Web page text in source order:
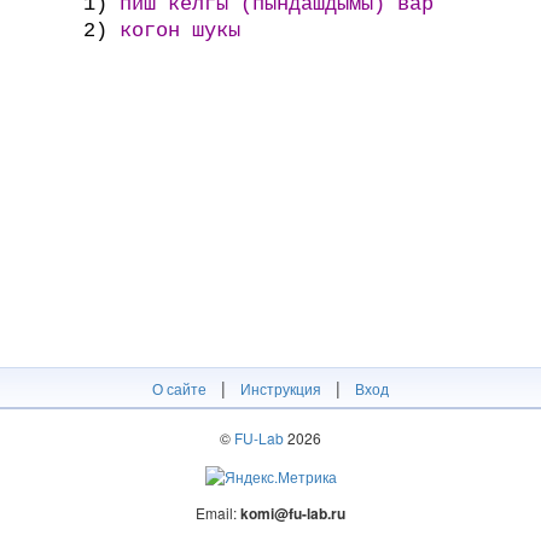
2)
когон шукы
О сайте | Инструкция | Вход
© FU-Lab2026
Email:komi@fu-lab.ru